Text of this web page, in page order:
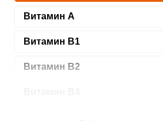
Витамин A
Витамин В1
Витамин В2